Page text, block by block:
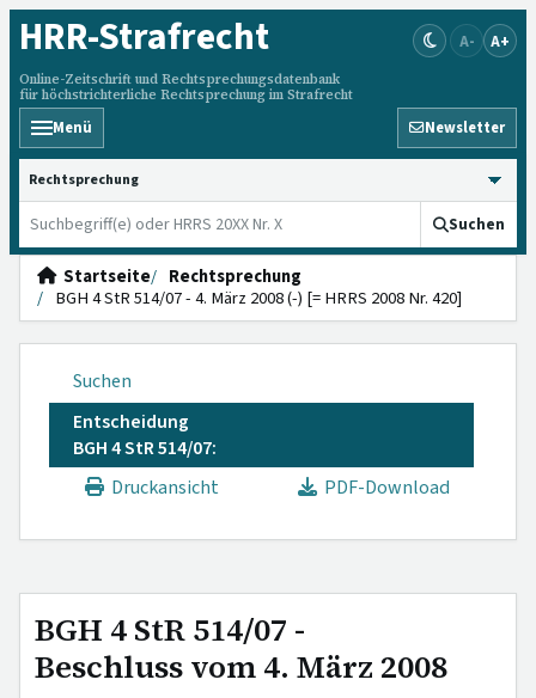
HRR-Strafrecht
Online-Zeitschrift und Rechtsprechungsdatenbank
für höchstrichterliche Rechtsprechung im Strafrecht
A- A+
Menü Newsletter
HRRS durchsuchen
Suchen
Startseite
Rechtsprechung
BGH 4 StR 514/07 - 4. März 2008 (-) [= HRRS 2008 Nr. 420]
Suchen
Entscheidung
BGH 4 StR 514/07:
Druckansicht
PDF-Download
BGH 4 StR 514/07 -
Beschluss vom 4. März 2008